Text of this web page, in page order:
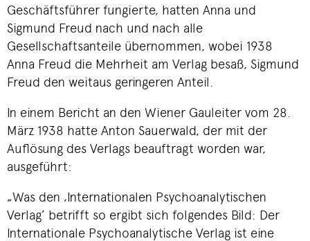
Geschäftsführer fungierte, hatten Anna und
Sigmund Freud nach und nach alle
Gesellschaftsanteile übernommen, wobei 1938
Anna Freud die Mehrheit am Verlag besaß, Sigmund
Freud den weitaus geringeren Anteil.
In einem Bericht an den Wiener Gauleiter vom 28.
März 1938 hatte Anton Sauerwald, der mit der
Auflösung des Verlags beauftragt worden war,
ausgeführt:
„Was den ‚Internationalen Psychoanalytischen
Verlag’ betrifft so ergibt sich folgendes Bild: Der
Internationale Psychoanalytische Verlag ist eine